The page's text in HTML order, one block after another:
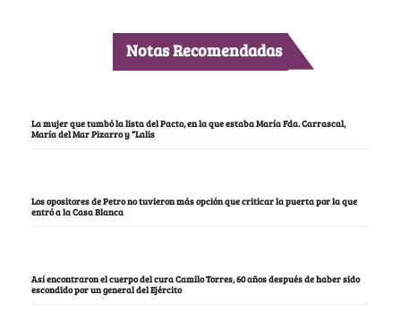
Notas Recomendadas
La mujer que tumbó la lista del Pacto, en la que estaba María Fda. Carrascal,
María del Mar Pizarro y “Lalis
Los opositores de Petro no tuvieron más opción que criticar la puerta por la que
entró a la Casa Blanca
Así encontraron el cuerpo del cura Camilo Torres, 60 años después de haber sido
escondido por un general del Ejército